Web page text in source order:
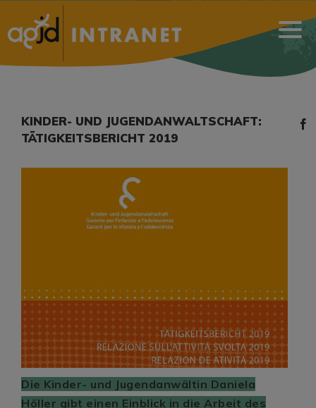
KINDER- UND JUGENDANWALTSCHAFT: ​
TÄTIGKEITSBERICHT 2019
Die Kinder- und Jugendanwältin Daniela
Höller gibt einen Einblick in die Arbeit des